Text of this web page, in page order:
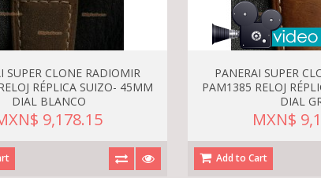
SUPER CLONE RADIOMIR
RÉPLICA SUIZO- 45MM
DIAL BLANCO
9,178.15
PANERAI SUPER
PAM1385 RELOJ
DIAL
MXN$
Add to Cart